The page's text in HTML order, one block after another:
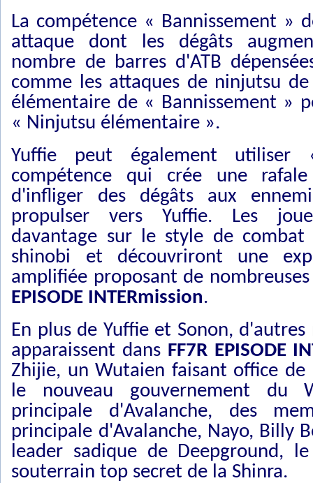
La compétence « Bannissement »
attaque dont les dégâts
nombre de barres d'ATB
comme les attaques de ninjutsu
élémentaire de « Bannissement »
« Ninjutsu élémentaire ».
Yuffie peut également
compétence qui crée une
d'infliger des dégâts aux
propulser vers Yuffie. Les
davantage sur le style de combat
shinobi et découvriront une
amplifiée proposant de
EPISODE INTERmission.
En plus de Yuffie et Sonon,
apparaissent dans FF7R EPISODE
Zhijie, un Wutaien faisant office
le nouveau gouvernement du
principale d'Avalanche, des
principale d'Avalanche, Nayo, Billy
leader sadique de Deepground,
souterrain top secret de la Shinra.